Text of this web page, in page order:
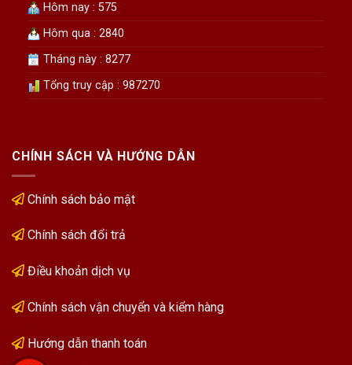
Hôm nay : 575
Hôm qua : 2840
Tháng này : 8277
Tổng truy cập : 987270
CHÍNH SÁCH VÀ HƯỚNG DẪN
Chính sách bảo mật
Chính sách đổi trả
Điều khoản dịch vụ
Chính sách vận chuyển và kiểm hàng
Hướng dẫn thanh toán